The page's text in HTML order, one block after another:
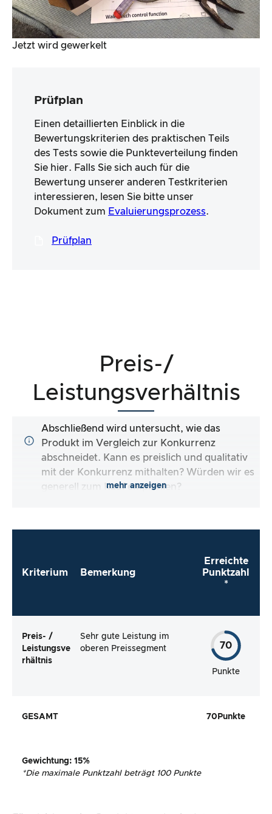
Jetzt wird gewerkelt
Prüfplan
Einen detaillierten Einblick in die
Bewertungskriterien des praktischen Teils
des Tests sowie die Punkteverteilung finden
Sie hier. Falls Sie sich auch für die
Bewertung unserer anderen Testkriterien
interessieren, lesen Sie bitte unser
Dokument zum Evaluierungsprozess.
Prüfplan
Preis-/
Leistungsverhältnis
Abschließend wird untersucht, wie das
Produkt im Vergleich zur Konkurrenz
abschneidet. Kann es preislich und qualitativ
mit der Konkurrenz mithalten? Würden wir es
generell zum Kauf empfehlen?
mehr anzeigen
Kriterium Bemerkung
Erreichte
Punktzahl
*
Preis- /
Leistungsve
rhältnis
Sehr gute Leistung im
oberen Preissegment
70
Punkte
GESAMT 70 Punkte
Gewichtung: 15%
*Die maximale Punktzahl beträgt 100 Punkte